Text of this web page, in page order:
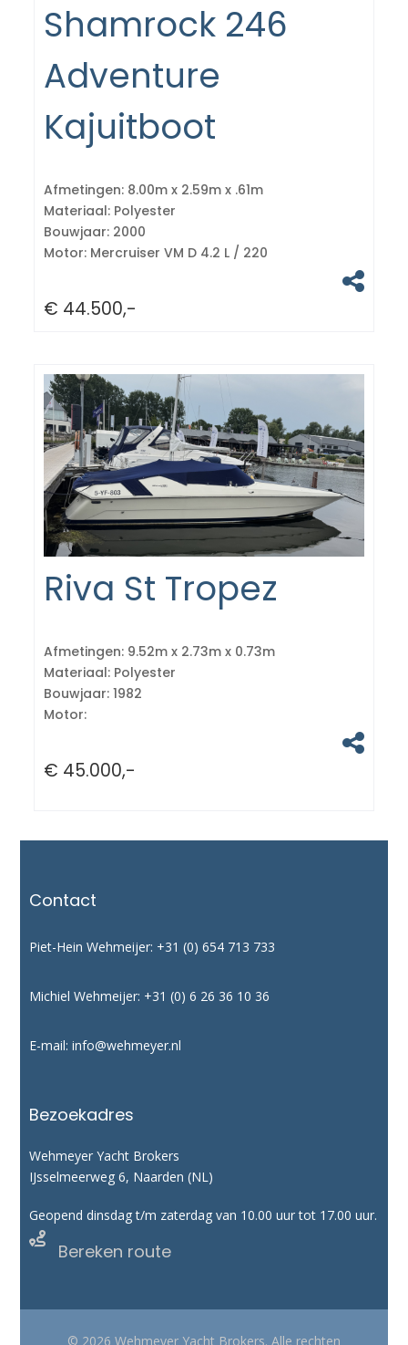
Shamrock 246
Adventure
Kajuitboot
Afmetingen: 8.00m x 2.59m x .61m
Materiaal: Polyester
Bouwjaar: 2000
Motor: Mercruiser VM D 4.2 L / 220
€ 44.500,-
Riva St Tropez
Afmetingen: 9.52m x 2.73m x 0.73m
Materiaal: Polyester
Bouwjaar: 1982
Motor:
€ 45.000,-
Contact
Piet-Hein Wehmeijer: +31 (0) 654 713 733
Michiel Wehmeijer: +31 (0) 6 26 36 10 36
E-mail: info@wehmeyer.nl
Bezoekadres
Wehmeyer Yacht Brokers
IJsselmeerweg 6, Naarden (NL)
Geopend dinsdag t/m zaterdag van 10.00 uur tot 17.00 uur.

Bereken route
© 2026 Wehmeyer Yacht Brokers. Alle rechten